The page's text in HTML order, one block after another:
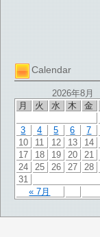
Calendar
2026年8月
月
火 水 木 金
« 7月
3
4 5 6 7
10
11 12 13 14
17
18 19 20 21
24
25 26 27 28
31